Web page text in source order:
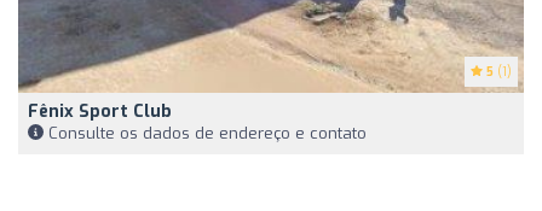
5 (1)
Fênix Sport Club
Consulte os dados de endereço e contato